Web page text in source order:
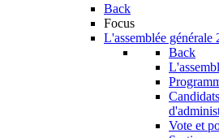
Back
Focus
L'assemblée générale
Back
Vote et